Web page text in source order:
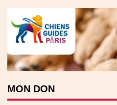
MON DON